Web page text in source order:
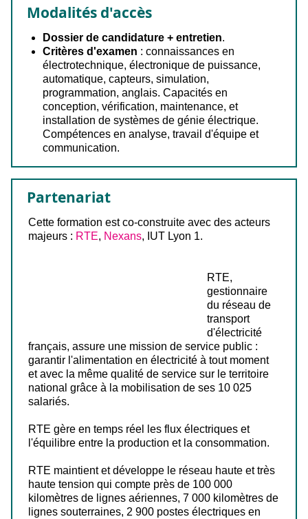
Modalités d'accès
Dossier de candidature + entretien.
Critères d'examen : connaissances en
électrotechnique, électronique de puissance,
automatique, capteurs, simulation,
programmation, anglais. Capacités en
conception, vérification, maintenance, et
installation de systèmes de génie électrique.
Compétences en analyse, travail d'équipe et
communication.
Partenariat
Cette formation est co-construite avec des acteurs
majeurs : RTE, Nexans, IUT Lyon 1.
RTE,
gestionnaire
du réseau de
transport
d'électricité
français, assure une mission de service public :
garantir l'alimentation en électricité à tout moment
et avec la même qualité de service sur le territoire
national grâce à la mobilisation de ses 10 025
salariés.
RTE gère en temps réel les flux électriques et
l'équilibre entre la production et la consommation.
RTE maintient et développe le réseau haute et très
haute tension qui compte près de 100 000
kilomètres de lignes aériennes, 7 000 kilomètres de
lignes souterraines, 2 900 postes électriques en